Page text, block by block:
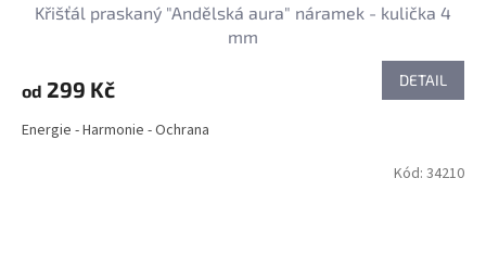
Křišťál praskaný "Andělská aura" náramek - kulička 4
mm
od 299 Kč DETAIL
Energie - Harmonie - Ochrana
Kód: 34210